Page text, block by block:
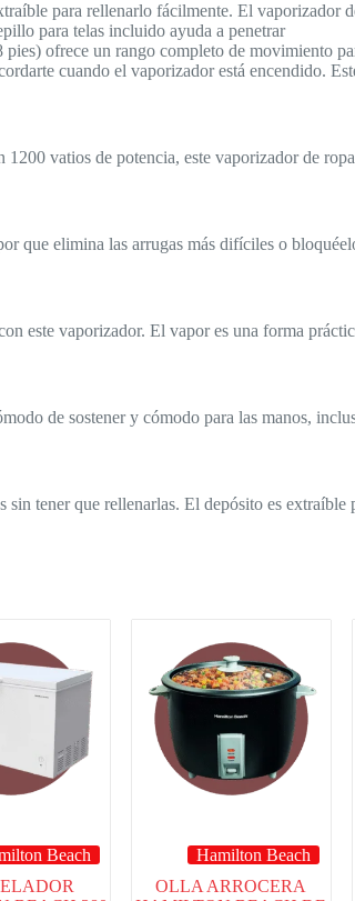
para rellenarlo fácilmente. El vaporizador
para telas incluido ayuda a penetrar
ofrece un rango completo de movimiento
cuando el vaporizador está encendido.
vatios de potencia, este vaporizador de ropa
que elimina las arrugas más difíciles o
este vaporizador. El vapor es una forma
de sostener y cómodo para las manos,
tener que rellenarlas. El depósito es extraíble
Beach
Hamilton Beach
OLLA ARROCERA